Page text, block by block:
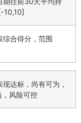
10,10]
综合得分，范围
达标，尚有可为，
风险可控